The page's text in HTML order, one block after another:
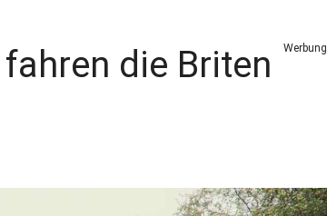
die Briten
Werbung